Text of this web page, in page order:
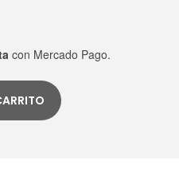
con Mercado Pago.